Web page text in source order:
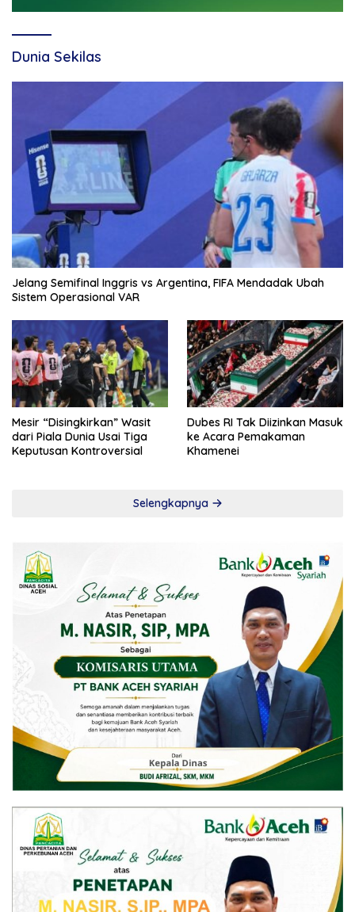
Dunia Sekilas
Jelang Semifinal Inggris vs Argentina, FIFA Mendadak Ubah
Sistem Operasional VAR
Mesir “Disingkirkan” Wasit
dari Piala Dunia Usai Tiga
Keputusan Kontroversial
Dubes RI Tak Diizinkan Masuk
ke Acara Pemakaman
Khamenei
Selengkapnya